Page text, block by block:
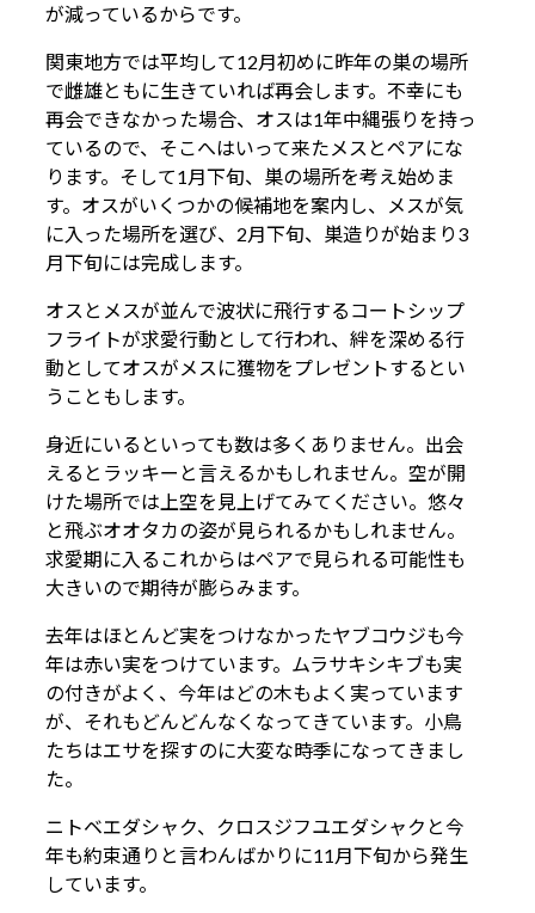
が減っているからです。
関東地方では平均して12月初めに昨年の巣の場所
で雌雄ともに生きていれば再会します。不幸にも
再会できなかった場合、オスは1年中縄張りを持っ
ているので、そこへはいって来たメスとペアにな
ります。そして1月下旬、巣の場所を考え始めま
す。オスがいくつかの候補地を案内し、メスが気
に入った場所を選び、2月下旬、巣造りが始まり3
月下旬には完成します。
オスとメスが並んで波状に飛行するコートシップ
フライトが求愛行動として行われ、絆を深める行
動としてオスがメスに獲物をプレゼントするとい
うこともします。
身近にいるといっても数は多くありません。出会
えるとラッキーと言えるかもしれません。空が開
けた場所では上空を見上げてみてください。悠々
と飛ぶオオタカの姿が見られるかもしれません。
求愛期に入るこれからはペアで見られる可能性も
大きいので期待が膨らみます。
去年はほとんど実をつけなかったヤブコウジも今
年は赤い実をつけています。ムラサキシキブも実
の付きがよく、今年はどの木もよく実っています
が、それもどんどんなくなってきています。小鳥
たちはエサを探すのに大変な時季になってきまし
た。
ニトベエダシャク、クロスジフユエダシャクと今
年も約束通りと言わんばかりに11月下旬から発生
しています。